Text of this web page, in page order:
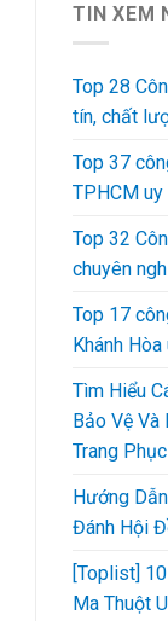
TIN XEM
Top 28
tín, chất
Top 37
TPHCM
Top 32
chuyên
Top 17
Khánh
Tìm Hiểu
Bảo Vệ
Trang Phục
Hướng
Đánh Hội
[Toplist]
Ma Thuột